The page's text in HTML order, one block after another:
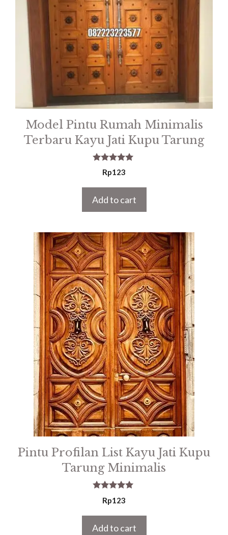
Model Pintu Rumah Minimalis
Terbaru Kayu Jati Kupu Tarung
5.00
out of 5
Rp123
Add to cart
Pintu Profilan List Kayu Jati Kupu
Tarung Minimalis
5.00
out of 5
Rp123
Add to cart